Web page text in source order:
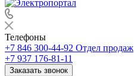
Телефоны
+7 846 300-44-92 Отдел продаж
+7 937 176-81-11
Заказать звонок